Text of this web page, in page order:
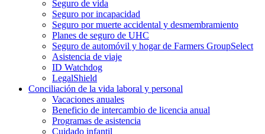
Seguro de vida
Seguro por incapacidad
Seguro por muerte accidental y desmembramiento
Planes de seguro de UHC
Seguro de automóvil y hogar de Farmers GroupSelect
Asistencia de viaje
ID Watchdog
LegalShield
Conciliación de la vida laboral y personal
Vacaciones anuales
Beneficio de intercambio de licencia anual
Programas de asistencia
Cuidado infantil